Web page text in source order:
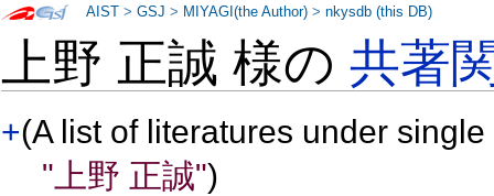
上野 正誠 様の共著
+(A list of literatures under
"上野 正誠")
AIST >GSJ > MIYAGI(the Author) >nkysdb (this DB)